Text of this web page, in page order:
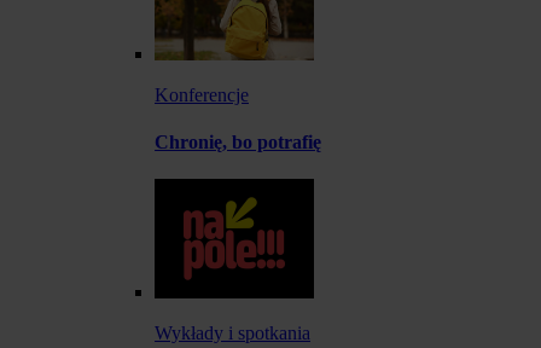
Konferencje
Chronię, bo potrafię
Wykłady i spotkania